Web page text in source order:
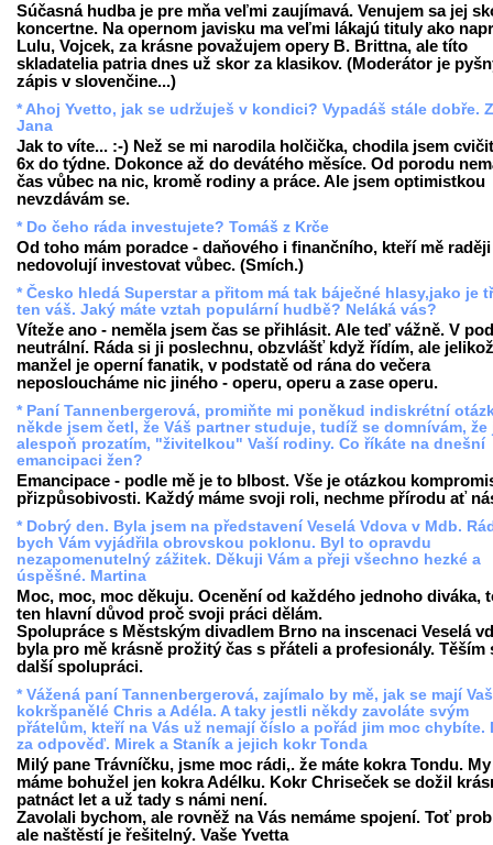
Súčasná hudba je pre mňa veľmi zaujímavá. Venujem sa jej
koncertne. Na opernom javisku ma veľmi lákajú tituly ako
Lulu, Vojcek, za krásne považujem opery B. Brittna, ale títo
skladatelia patria dnes už skor za klasikov. (Moderátor je
zápis v slovenčine...)
* Ahoj Yvetto, jak se udržuješ v kondici? Vypadáš stále dobře.
Jana
Jak to víte... :-) Než se mi narodila holčička, chodila jsem
6x do týdne. Dokonce až do devátého měsíce. Od porodu
čas vůbec na nic, kromě rodiny a práce. Ale jsem optimistkou
nevzdávám se.
* Do čeho ráda investujete? Tomáš z Krče
Od toho mám poradce - daňového i finančního, kteří mě raději
nedovolují investovat vůbec. (Smích.)
* Česko hledá Superstar a přitom má tak báječné hlasy,jako je
ten váš. Jaký máte vztah populární hudbě? Neláká vás?
Víteže ano - neměla jsem čas se přihlásit. Ale teď vážně. V
neutrální. Ráda si ji poslechnu, obzvlášť když řídím, ale
manžel je operní fanatik, v podstatě od rána do večera
neposloucháme nic jiného - operu, operu a zase operu.
* Paní Tannenbergerová, promiňte mi poněkud indiskrétní
někde jsem četl, že Váš partner studuje, tudíž se domnívám, že
alespoň prozatím, "živitelkou" Vaší rodiny. Co říkáte na dnešní
emancipaci žen?
Emancipace - podle mě je to blbost. Vše je otázkou
přizpůsobivosti. Každý máme svoji roli, nechme přírodu ať
* Dobrý den. Byla jsem na představení Veselá Vdova v Mdb.
bych Vám vyjádřila obrovskou poklonu. Byl to opravdu
nezapomenutelný zážitek. Děkuji Vám a přeji všechno hezké a
úspěšné. Martina
Moc, moc, moc děkuju. Ocenění od každého jednoho diváka,
ten hlavní důvod proč svoji práci dělám.
Spolupráce s Městským divadlem Brno na inscenaci Veselá
byla pro mě krásně prožitý čas s přáteli a profesionály. Těším
další spolupráci.
* Vážená paní Tannenbergerová, zajímalo by mě, jak se mají
kokršpanělé Chris a Adéla. A taky jestli někdy zavoláte svým
přátelům, kteří na Vás už nemají číslo a pořád jim moc chybíte.
za odpověď. Mirek a Staník a jejich kokr Tonda
Milý pane Trávníčku, jsme moc rádi,. že máte kokra Tondu.
máme bohužel jen kokra Adélku. Kokr Chriseček se dožil
patnáct let a už tady s námi není.
Zavolali bychom, ale rovněž na Vás nemáme spojení. Toť
ale naštěstí je řešitelný. Vaše Yvetta